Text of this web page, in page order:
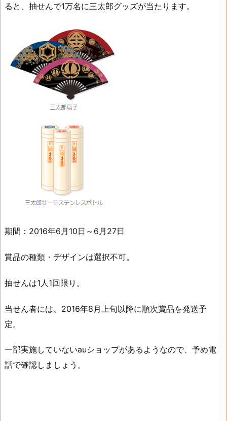
ると、抽せんで1万名に三太郎グッズが当たります。
期間：2016年6月10日～6月27日
賞品の種類・デザインは選択不可。
抽せんは1人1回限り。
当せん者には、2016年8月上旬以降に順次賞品を発送予
定。
一部実施していないauショップがあるようなので、予め電
話で確認しましょう。